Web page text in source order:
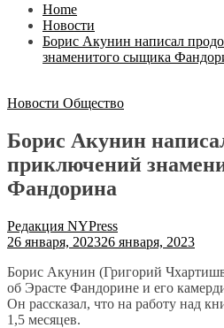
Home
Новости
Борис Акунин написал
знаменитого сыщика
Новости Общество
Борис Акунин
приключений
Фандорина
Редакция NYPress
26 января, 202326 января, 2023
Борис Акунин (Григорий
об Эрасте Фандорине и его
Он рассказал, что на работу над
1,5 месяцев.